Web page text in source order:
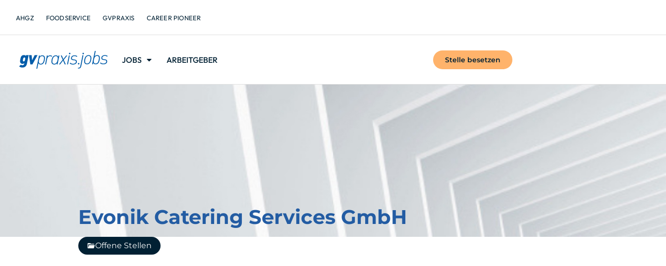
AHGZ FOODSERVICE GVPRAXIS CAREER PIONEER
JOBS ARBEITGEBER Stelle besetzen
Evonik Catering Services GmbH
Offene Stellen